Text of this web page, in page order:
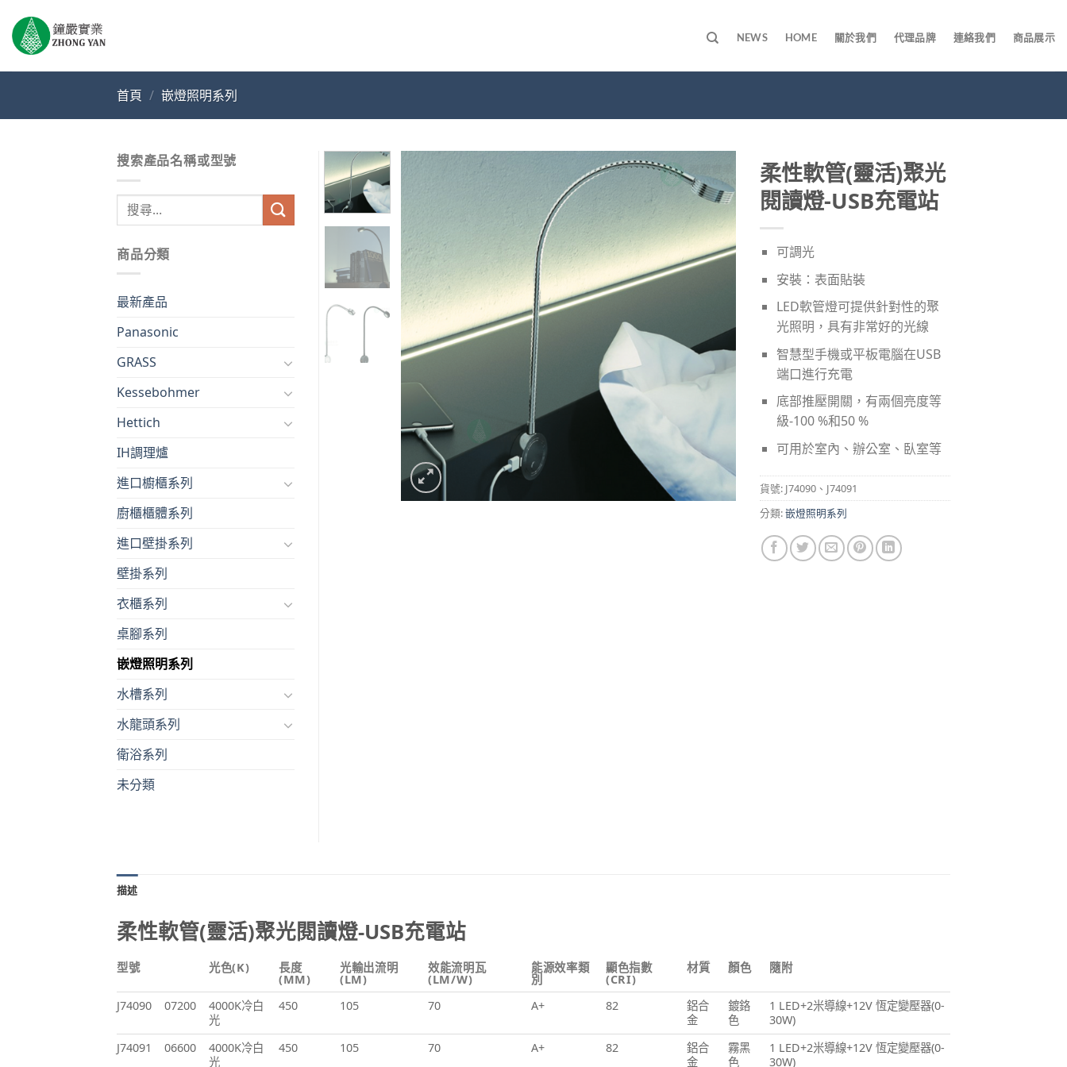
content
NEWS HOME 關於我們 代理品牌 連絡我們 商品展示
首頁 / 嵌燈照明系列
柔性軟管(靈活)聚光
閱讀燈-USB充電站
可調光
安裝：表面貼裝
LED軟管燈可提供針對性的聚
光照明，具有非常好的光線
智慧型手機或平板電腦在USB
端口進行充電
底部推壓開關，有兩個亮度等
級-100 %和50 %
可用於室內、辦公室、臥室等
貨號: J74090、J74091
分類:嵌燈照明系列
搜索產品名稱或型號
鍵
字:
商品分類
最新產品
Panasonic
GRASS
Kessebohmer
Hettich
IH調理爐
進口櫥櫃系列
廚櫃櫃體系列
進口壁掛系列
壁掛系列
衣櫃系列
桌腳系列
嵌燈照明系列
水槽系列
水龍頭系列
衛浴系列
未分類
描述
柔性軟管(靈活)聚光閱讀燈-USB充電站
型號 光色(K) 長度
(MM)
光輸出流明
(LM)
效能流明瓦
(LM/W)
能源效率類
別
顯色指數
(CRI)
材質 顏色 隨附
J74090 07200
4000K冷白
光
450 105 70 A+ 82
鋁合
金
鍍鉻
色
1 LED+2米導線+12V 恆定變壓器(0-
30W)
J74091
06600
4000K冷白
光
450 105 70 A+ 82
鋁合
金
霧黑
色
1 LED+2米導線+12V 恆定變壓器(0-
30W)